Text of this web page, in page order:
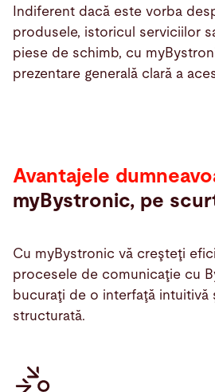
Indiferent dacă este vorba
produsele, istoricul serviciilor
piese de schimb, cu
prezentare generală clară a
Avantajele
myBystronic, pe
Cu myBystronic vă creşteţi
procesele de comunicaţie cu
bucuraţi de o interfaţă intuitivă
structurată.